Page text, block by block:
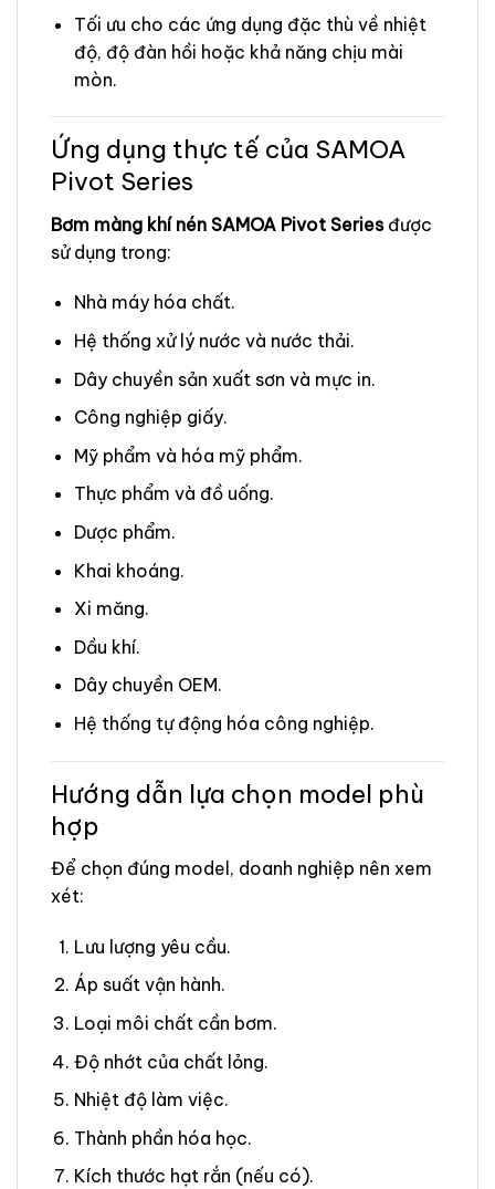
Tối ưu cho các ứng dụng đặc thù về nhiệt
độ, độ đàn hồi hoặc khả năng chịu mài
mòn.
Ứng dụng thực tế của SAMOA
Pivot Series
Bơm màng khí nén SAMOA Pivot Seriesđược
sử dụng trong:
Nhà máy hóa chất.
Hệ thống xử lý nước và nước thải.
Dây chuyền sản xuất sơn và mực in.
Công nghiệp giấy.
Mỹ phẩm và hóa mỹ phẩm.
Thực phẩm và đồ uống.
Dược phẩm.
Khai khoáng.
Xi măng.
Dầu khí.
Dây chuyền OEM.
Hệ thống tự động hóa công nghiệp.
Hướng dẫn lựa chọn model phù
hợp
Để chọn đúng model, doanh nghiệp nên xem
xét:
Lưu lượng yêu cầu.
Áp suất vận hành.
Loại môi chất cần bơm.
Độ nhớt của chất lỏng.
Nhiệt độ làm việc.
Thành phần hóa học.
Kích thước hạt rắn (nếu có).